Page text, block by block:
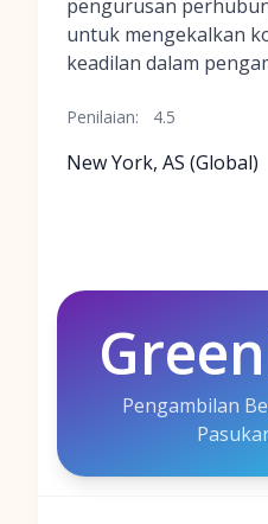
pengurusan
untuk mengekalkan
keadilan dalam
Penilaian: 4.5
New York, AS (Global)
Pengambilan